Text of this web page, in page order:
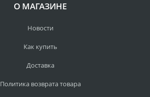
О МАГАЗИНЕ
Новости
Как купить
Доставка
Политика возврата товара